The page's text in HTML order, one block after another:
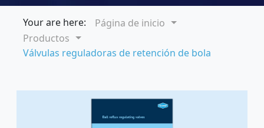
de reflujo de
Your are here:
Página de inicio
Productos
Válvulas reguladoras de retención de bola